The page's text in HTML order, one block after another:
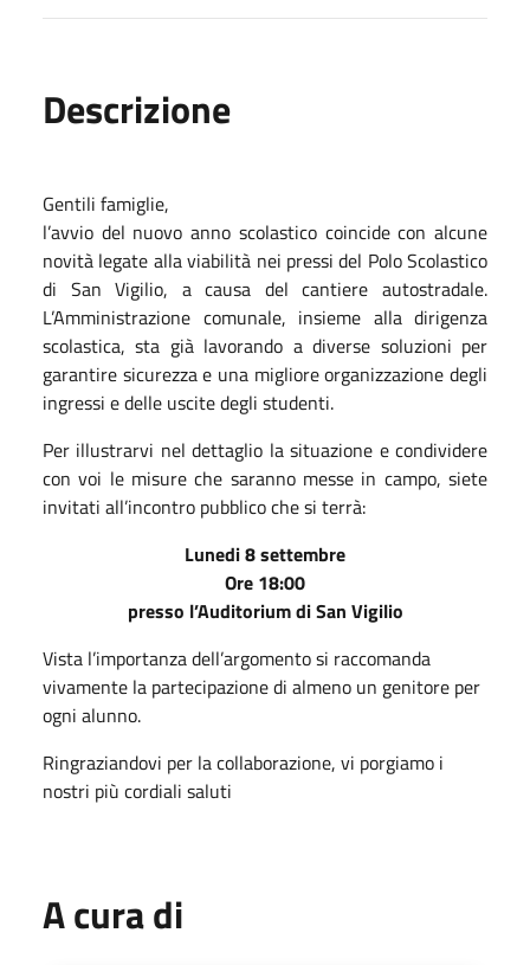
Descrizione
Gentili famiglie,
l’avvio del nuovo anno scolastico coincide con alcune
novità legate alla viabilità nei pressi del Polo Scolastico
di San Vigilio, a causa del cantiere autostradale.
L’Amministrazione comunale, insieme alla dirigenza
scolastica, sta già lavorando a diverse soluzioni per
garantire sicurezza e una migliore organizzazione degli
ingressi e delle uscite degli studenti.
Per illustrarvi nel dettaglio la situazione e condividere
con voi le misure che saranno messe in campo, siete
invitati all’incontro pubblico che si terrà:
Lunedi 8 settembre
Ore 18:00
presso l’Auditorium di San Vigilio
Vista l’importanza dell’argomento si raccomanda
vivamente la partecipazione di almeno un genitore per
ogni alunno.
Ringraziandovi per la collaborazione, vi porgiamo i
nostri più cordiali saluti
A cura di